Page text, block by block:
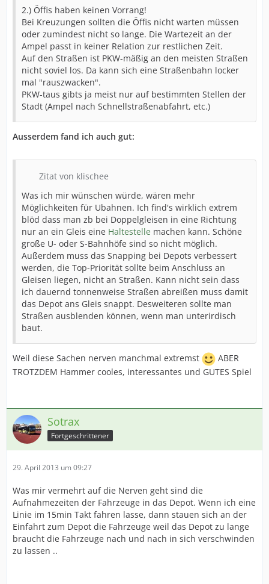
2.) Öffis haben keinen Vorrang!
Bei Kreuzungen sollten die Öffis nicht warten müssen
oder zumindest nicht so lange. Die Wartezeit an der
Ampel passt in keiner Relation zur restlichen Zeit.
Auf den Straßen ist PKW-mäßig an den meisten Straßen
nicht soviel los. Da kann sich eine Straßenbahn locker
mal "rauszwacken".
PKW-taus gibts ja meist nur auf bestimmten Stellen der
Stadt (Ampel nach Schnellstraßenabfahrt, etc.)
Ausserdem fand ich auch gut:
Zitat von klischee
Was ich mir wünschen würde, wären mehr
Möglichkeiten für Ubahnen. Ich find's wirklich extrem
blöd dass man zb bei Doppelgleisen in eine Richtung
nur an ein Gleis eine Haltestelle machen kann. Schöne
große U- oder S-Bahnhöfe sind so nicht möglich.
Außerdem muss das Snapping bei Depots verbessert
werden, die Top-Priorität sollte beim Anschluss an
Gleisen liegen, nicht an Straßen. Kann nicht sein dass
ich dauernd tonnenweise Straßen abreißen muss damit
das Depot ans Gleis snappt. Desweiteren sollte man
Straßen ausblenden können, wenn man unterirdisch
baut.
Weil diese Sachen nerven manchmal extremst
ABER
TROTZDEM Hammer cooles, interessantes und GUTES Spiel
Sotrax
Fortgeschrittener
29. April 2013 um 09:27
Was mir vermehrt auf die Nerven geht sind die
Aufnahmezeiten der Fahrzeuge in das Depot. Wenn ich eine
Linie im 15min Takt fahren lasse, dann stauen sich an der
Einfahrt zum Depot die Fahrzeuge weil das Depot zu lange
braucht die Fahrzeuge nach und nach in sich verschwinden
zu lassen ..